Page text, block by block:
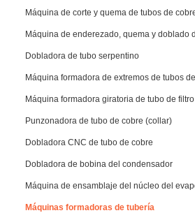
Máquina de corte y quema de tubos de
Máquina de enderezado, quema y doblado
Dobladora de tubo serpentino
Máquina formadora de extremos de tubos
Máquina formadora giratoria de tubo de
Punzonadora de tubo de cobre (collar)
Dobladora CNC de tubo de cobre
Dobladora de bobina del condensador
Máquina de ensamblaje del núcleo del
Máquinas formadoras de tubería